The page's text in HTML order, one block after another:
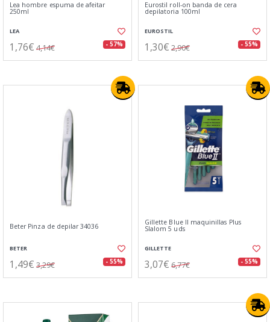
Lea hombre espuma de afeitar
250ml
LEA
1,76€ 4,14€ - 57%
Eurostil roll-on banda de cera
depilatoria 100ml
EUROSTIL
1,30€ 2,90€ - 55%
Beter Pinza de depilar 34036
BETER
1,49€ 3,29€ - 55%
Gillette Blue II maquinillas Plus
Slalom 5 uds
GILLETTE
3,07€ 6,77€ - 55%